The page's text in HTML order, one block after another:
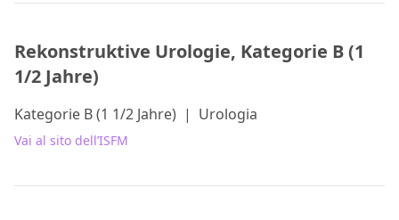
Rekonstruktive Urologie, Kategorie B (1
1/2 Jahre)
Kategorie B (1 1/2 Jahre) | Urologia
Vai al sito dell’ISFM